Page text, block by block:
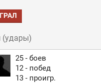
(удары)
25 - боев
12 - побед
13 - проигр.